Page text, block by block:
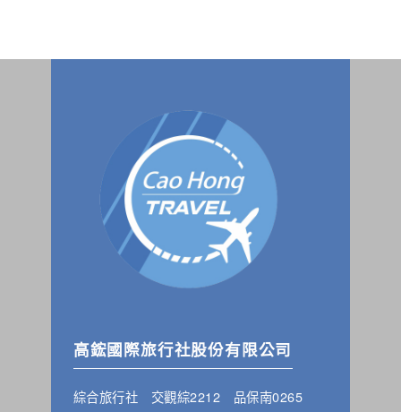
高鋐國際旅行社股份有限公司
綜合旅行社 交觀綜2212 品保南0265